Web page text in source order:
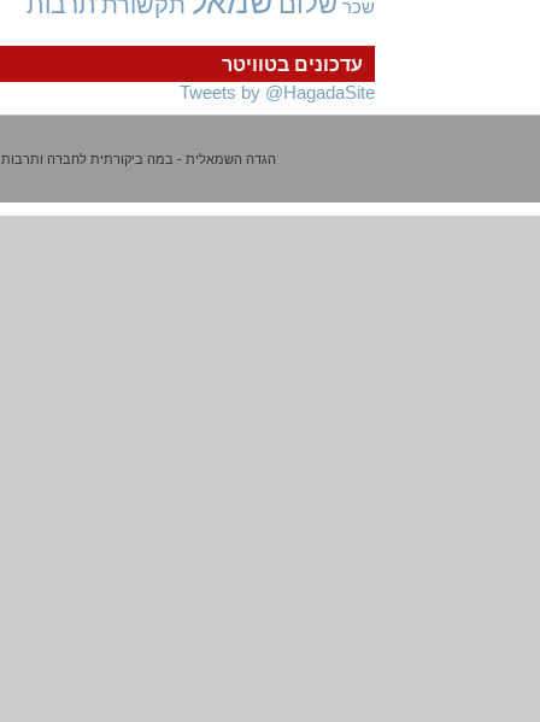
עדכונים בטוויטר
Tweets by @HagadaSite
שכר
הגדה השמאלית - במה ביקורתית לחברה ותרבות